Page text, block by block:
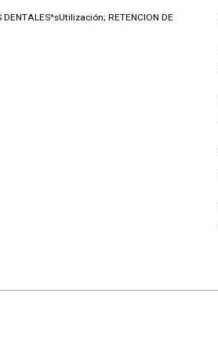
DENTALES^sUtilización; RETENCION DE